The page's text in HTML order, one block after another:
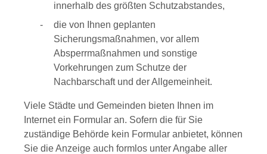
innerhalb des größten Schutzabstandes,
die von Ihnen geplanten
Sicherungsmaßnahmen, vor allem
Absperrmaßnahmen und sonstige
Vorkehrungen zum Schutze der
Nachbarschaft und der Allgemeinheit.
Viele Städte und Gemeinden bieten Ihnen im
Internet ein Formular an. Sofern die für Sie
zuständige Behörde kein Formular anbietet, können
Sie die Anzeige auch formlos unter Angabe aller